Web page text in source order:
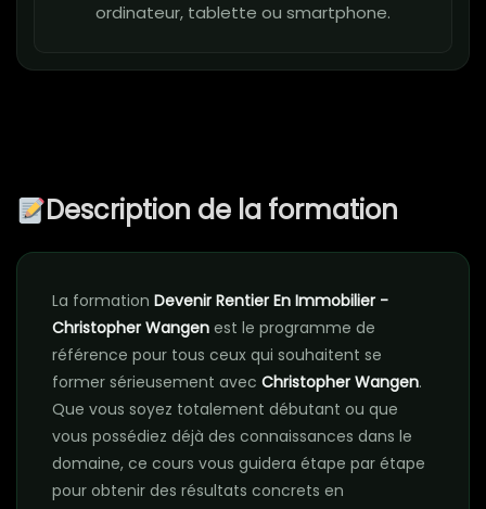
ordinateur, tablette ou smartphone.
Description de la formation
La formation Devenir Rentier En Immobilier -
Christopher Wangen est le programme de
référence pour tous ceux qui souhaitent se
former sérieusement avec Christopher Wangen.
Que vous soyez totalement débutant ou que
vous possédiez déjà des connaissances dans le
domaine, ce cours vous guidera étape par étape
pour obtenir des résultats concrets en